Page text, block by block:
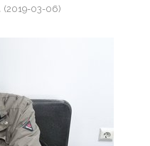
(2019-03-06)